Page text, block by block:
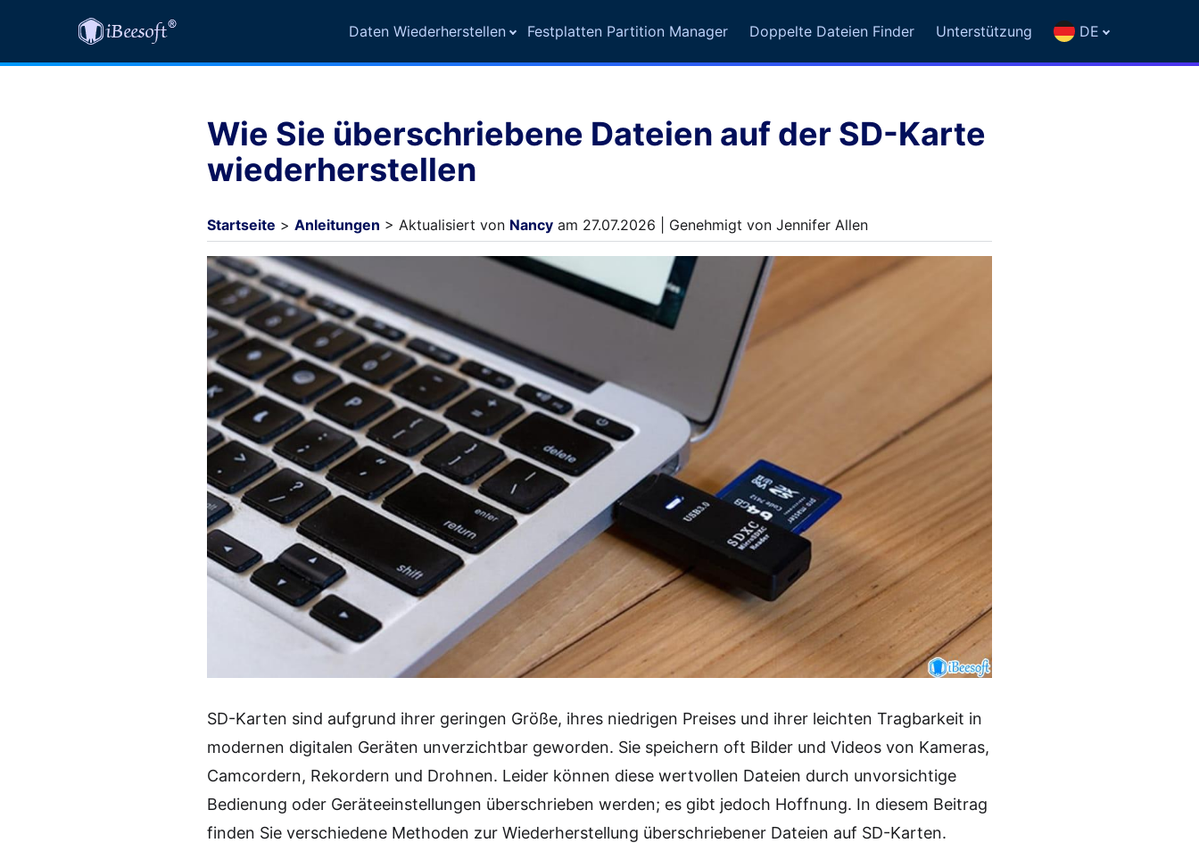
Daten Wiederherstellen Festplatten Partition Manager Doppelte Dateien Finder Unterstützung DE
Wie Sie überschriebene Dateien auf der SD-Karte
wiederherstellen
Startseite > Anleitungen > Aktualisiert von Nancy am 27.07.2026 | Genehmigt von Jennifer Allen
SD-Karten sind aufgrund ihrer geringen Größe, ihres niedrigen Preises und ihrer leichten Tragbarkeit in
modernen digitalen Geräten unverzichtbar geworden. Sie speichern oft Bilder und Videos von Kameras,
Camcordern, Rekordern und Drohnen. Leider können diese wertvollen Dateien durch unvorsichtige
Bedienung oder Geräteeinstellungen überschrieben werden; es gibt jedoch Hoffnung. In diesem Beitrag
finden Sie verschiedene Methoden zur Wiederherstellung überschriebener Dateien auf SD-Karten.